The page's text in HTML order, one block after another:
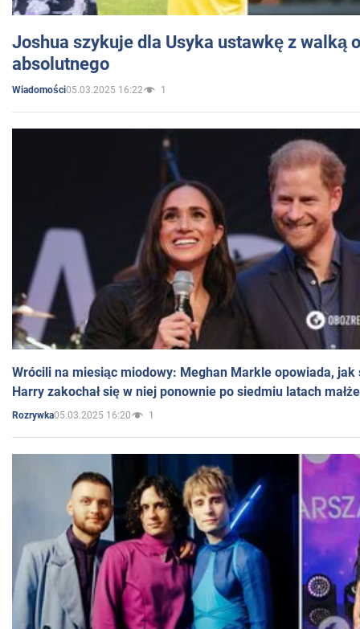
Joshua szykuje dla Usyka ustawkę z walką
absolutnego
Wiadomości05.03.2025 16:22 1
Wrócili na miesiąc miodowy: Meghan Markle opowiada, jak
Harry zakochał się w niej ponownie po siedmiu latach
Rozrywka05.03.2025 16:20 1